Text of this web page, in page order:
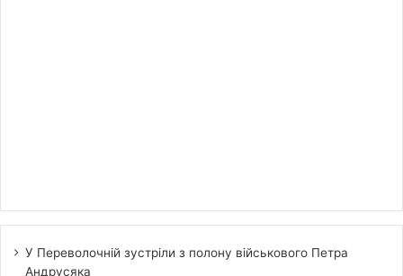
У Переволочній зустріли з полону військового Петра
Андрусяка